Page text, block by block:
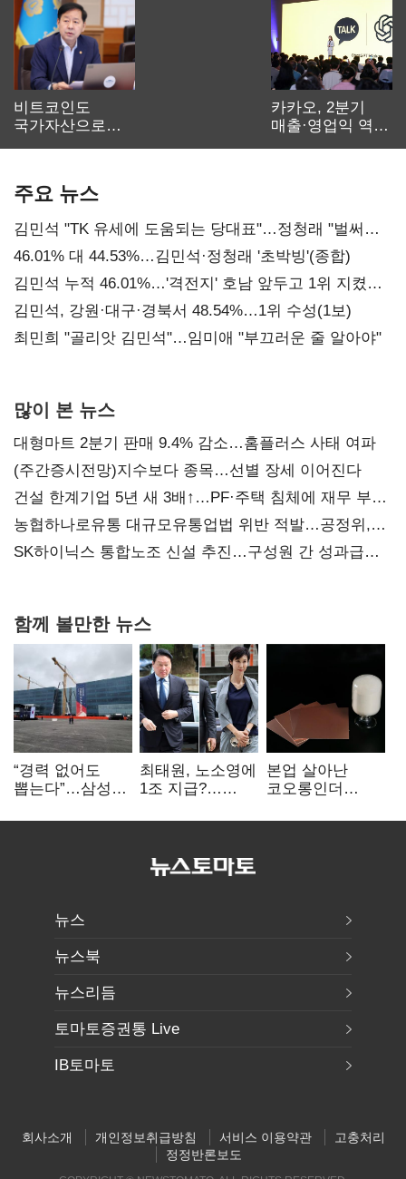
비트코인도
국가자산으로…'
카카오, 2분기
매출·영업익 역대
주요 뉴스
김민석 "TK 유세에 도움되는 당대표"…정청래 "벌써
대표된 양 당직 배분"
46.01% 대 44.53%…김민석·정청래 '초박빙'(종합)
김민석 누적 46.01%…'격전지' 호남 앞두고 1위 지켰다
(2보)
김민석, 강원·대구·경북서 48.54%…1위 수성(1보)
최민희 "골리앗 김민석"…임미애 "부끄러운 줄 알아야"
많이 본 뉴스
대형마트 2분기 판매 9.4% 감소…홈플러스 사태 여파
(주간증시전망)지수보다 종목…선별 장세 이어진다
건설 한계기업 5년 새 3배↑…PF·주택 침체에 재무 부담
확대
농협하나로유통 대규모유통업법 위반 적발…공정위,
과징금 4억6200만원 부과
SK하이닉스 통합노조 신설 추진…구성원 간 성과급
함께 볼만한 뉴스
“경력 없어도
뽑는다”…삼성
반도체 인재
최태원, 노소영에
1조 지급?…
본업 살아난
코오롱인더
배터리 소재로
뉴스
뉴스북
뉴스리듬
토마토증권통 Live
IB토마토
회사소개 개인정보취급방침 서비스 이용약관
고충처리
정정반론보도